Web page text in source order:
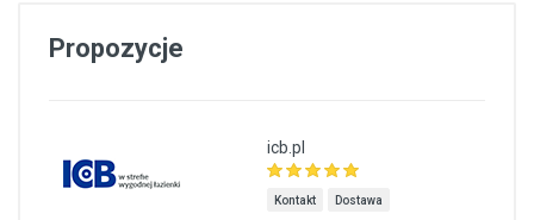
Propozycje
icb.pl
Kontakt Dostawa